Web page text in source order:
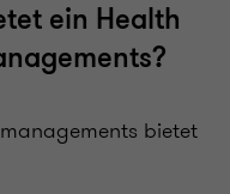
ein Health
bietet